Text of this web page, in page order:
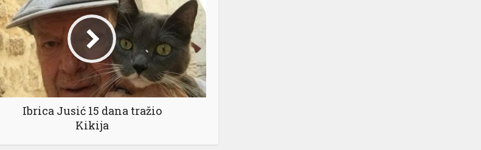
Ibrica Jusić 15 dana tražio
Kikija